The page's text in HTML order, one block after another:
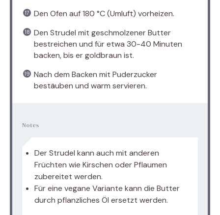
Den Ofen auf 180 °C (Umluft) vorheizen.
Den Strudel mit geschmolzener Butter
bestreichen und für etwa 30-40 Minuten
backen, bis er goldbraun ist.
Nach dem Backen mit Puderzucker
bestäuben und warm servieren.
Notes
Der Strudel kann auch mit anderen
Früchten wie Kirschen oder Pflaumen
zubereitet werden.
Für eine vegane Variante kann die Butter
durch pflanzliches Öl ersetzt werden.